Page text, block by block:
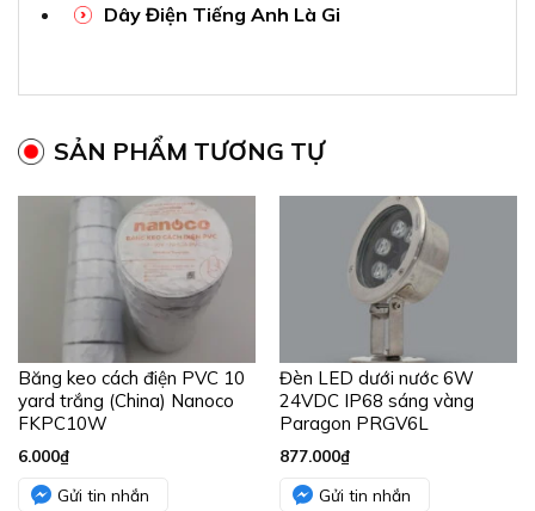
Dây Điện Tiếng Anh Là Gi
SẢN PHẨM TƯƠNG TỰ
Băng keo cách điện PVC 10
yard trắng (China) Nanoco
FKPC10W
6.000₫
Gửi tin nhắn
Đèn LED dưới nước 6W
24VDC IP68 sáng vàng
Paragon PRGV6L
877.000₫
Gửi tin nhắn